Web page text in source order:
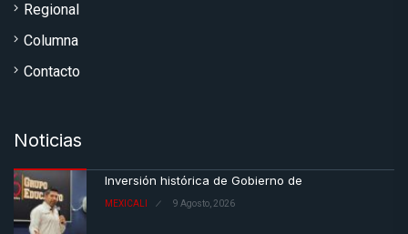
Regional
Columna
Contacto
Noticias
Inversión histórica de Gobierno de
MEXICALI 9 Agosto, 2026